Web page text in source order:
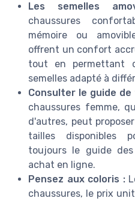
Les semelles
chaussures
mémoire ou
offrent un confort
tout en permettant
semelles adapté à
Consulter le guide de
chaussures femme,
d'autres, peut
tailles disponibles
toujours le guide
achat en ligne.
Pensez aux coloris :
chaussures, le prix